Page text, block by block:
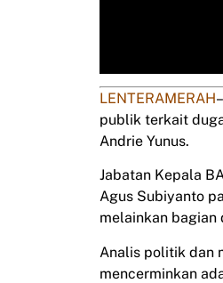
LENTERAMERAH
publik terkait
Andrie Yunus.
Jabatan Kepala
Agus Subiyanto
melainkan bagian
Analis politik dan
mencerminkan